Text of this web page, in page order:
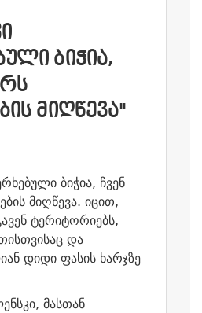
ᲑᲘᲭᲘᲐ,
ᲛᲘᲦᲬᲔᲕᲐ"
ბიჭია, ჩვენ
მიღწევა. იცით,
ტერიტორიებს,
და
დიდი ფასის ხარჯზე
მასთან